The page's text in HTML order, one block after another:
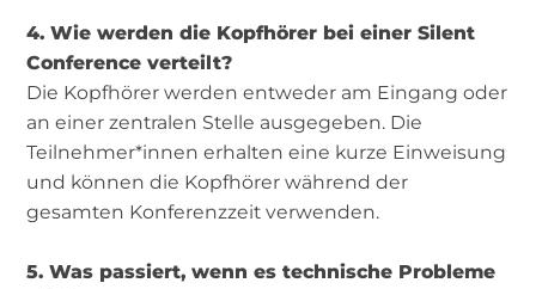
4. Wie werden die Kopfhörer bei einer Silent
Conference verteilt?
Die Kopfhörer werden entweder am Eingang oder
an einer zentralen Stelle ausgegeben. Die
Teilnehmer*innen erhalten eine kurze Einweisung
und können die Kopfhörer während der
gesamten Konferenzzeit verwenden.
5. Was passiert, wenn es technische Probleme